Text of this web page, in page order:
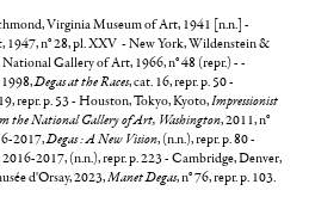
Virginia Museum of Art, 1941 [n.n.] -
n° 28, pl. XXV - New York, Wildenstein &
Gallery of Art, 1966, n° 48 (repr.) - -
Degas at the Races, cat. 16, repr. p. 50 -
repr. p. 53 - Houston, Tokyo, Kyoto,Impressionist
the National Gallery of Art, Washington, 2011, n°
2017,Degas : A New Vision, (n.n.), repr. p. 80 -
2017, (n.n.), repr. p. 223 - Cambridge, Denver,
d'Orsay, 2023,Manet Degas, n° 76, repr. p. 103.